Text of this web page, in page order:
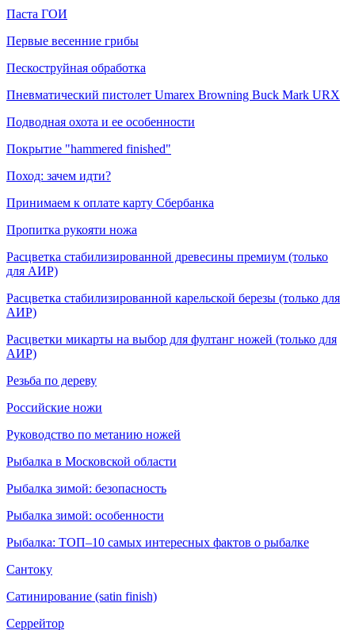
Паста ГОИ
Первые весенние грибы
Пескоструйная обработка
Пневматический пистолет Umarex Browning Buck Mark URX
Подводная охота и ее особенности
Покрытие "hammered finished"
Поход: зачем идти?
Принимаем к оплате карту Сбербанка
Пропитка рукояти ножа
Расцветка стабилизированной древесины премиум (только
для АИР)
Расцветка стабилизированной карельской березы (только для
АИР)
Расцветки микарты на выбор для фултанг ножей (только для
АИР)
Резьба по дереву
Российские ножи
Руководство по метанию ножей
Рыбалка в Московской области
Рыбалка зимой: безопасность
Рыбалка зимой: особенности
Рыбалка: ТОП–10 самых интересных фактов о рыбалке
Сантоку
Сатинирование (satin finish)
Серрейтор